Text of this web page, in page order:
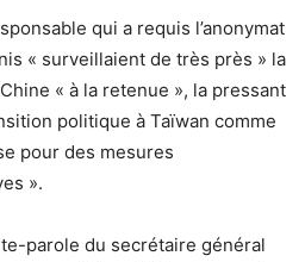
qui a requis l’anonymat
« surveillaient de très près » la
« à la retenue », la pressant
politique à Taïwan comme
pour des mesures
».
parole du secrétaire général